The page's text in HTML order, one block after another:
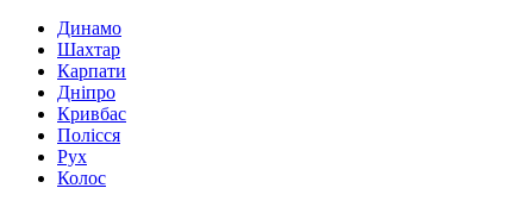
Динамо
Шахтар
Карпати
Дніпро
Кривбас
Полісся
Рух
Колос